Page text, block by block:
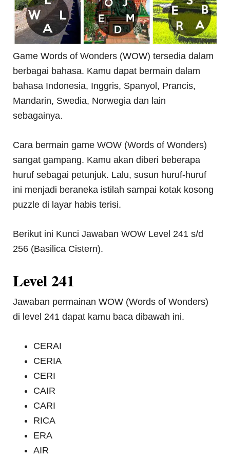
Game Words of Wonders (WOW) tersedia dalam
berbagai bahasa. Kamu dapat bermain dalam
bahasa Indonesia, Inggris, Spanyol, Prancis,
Mandarin, Swedia, Norwegia dan lain
sebagainya.
Cara bermain game WOW (Words of Wonders)
sangat gampang. Kamu akan diberi beberapa
huruf sebagai petunjuk. Lalu, susun huruf-huruf
ini menjadi beraneka istilah sampai kotak kosong
puzzle di layar habis terisi.
Berikut ini Kunci Jawaban WOW Level 241 s/d
256 (Basilica Cistern).
Level 241
Jawaban permainan WOW (Words of Wonders)
di level 241 dapat kamu baca dibawah ini.
CERAI
CERIA
CERI
CAIR
CARI
RICA
ERA
AIR